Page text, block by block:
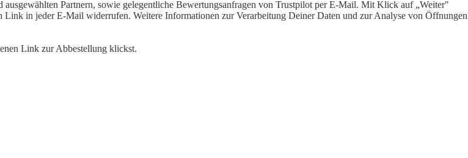
Partnern, sowie gelegentliche Bewertungsanfragen von Trustpilot per E-Mail. Mit Klick auf „Weiter"
in jeder E-Mail widerrufen. Weitere Informationen zur Verarbeitung Deiner Daten und zur Analyse von Öffnungen
Link zur Abbestellung klickst.